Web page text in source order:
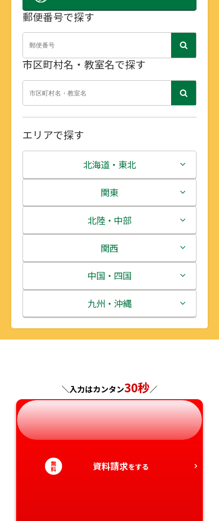
郵便番号で探す
市区町村名・教室名で探す
エリアで探す
北海道・東北
北海道
青森県
岩手県
宮城県
秋田県
山形県
関東
茨城県
栃木県
群馬県
埼玉県
千葉県
神奈川県
北陸・中部
新潟県
富山県
石川県
福井県
長野県
岐阜県
静岡県
愛知県
関西
三重県
滋賀県
京都府
兵庫県
奈良県
和歌山県
中国・四国
鳥取県
島根県
広島県
山口県
徳島県
香川県
九州・沖縄
福岡県
長崎県
熊本県
大分県
宮崎県
＼入力はカンタン30秒／
無
料 資料請求をする